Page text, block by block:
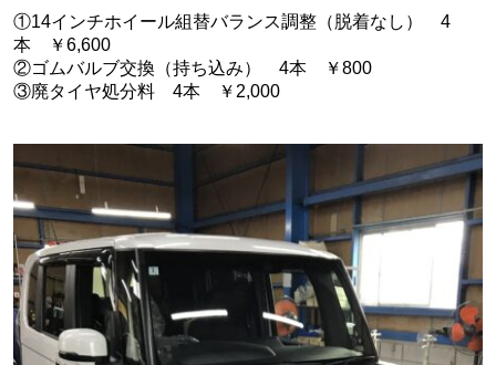
①14インチホイール組替バランス調整（脱着なし） 4
本 ￥6,600
②ゴムバルブ交換（持ち込み） 4本 ￥800
③廃タイヤ処分料 4本 ￥2,000